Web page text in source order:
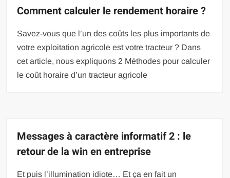
Comment calculer le rendement horaire ?
Savez-vous que l’un des coûts les plus importants de
votre exploitation agricole est votre tracteur ? Dans
cet article, nous expliquons 2 Méthodes pour calculer
le coût horaire d’un tracteur agricole
Messages à caractère informatif 2 : le
retour de la win en entreprise
Et puis l’illumination idiote… Et ça en fait un